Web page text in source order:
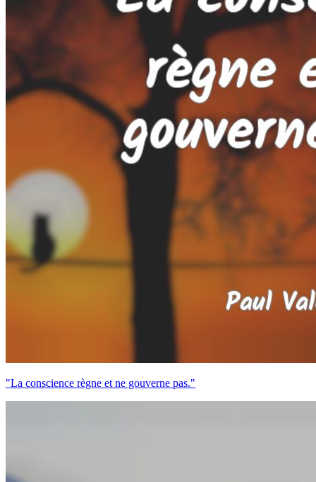
"La conscience règne et ne gouverne pas."